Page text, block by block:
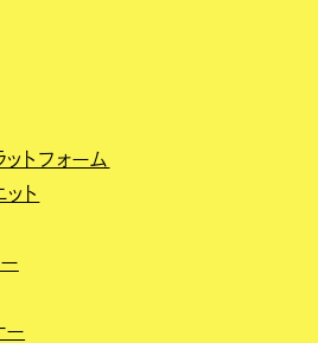
トフォーム
ト
ー